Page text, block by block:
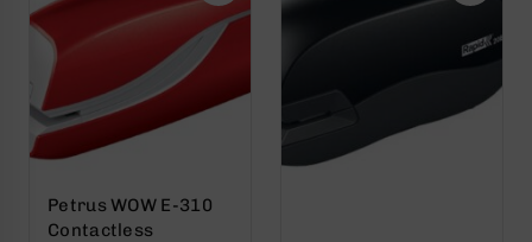
Petrus WOW E-310
Contactless